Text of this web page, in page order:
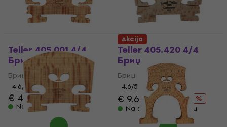
Teller 405.001 4/4
Бриџ
Бриџ
4,6/5
€ 4.09
Na stanju u skladištu
Teller 405.420 4/4
Бриџ
Бриџ
4,6/5
€ 9.69€ 11.90
- 19 %
Na stanju u skladištu
Akcija